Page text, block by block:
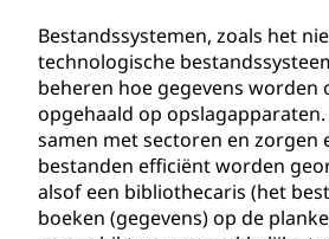
Bestandssystemen, zoals het
technologische
beheren hoe gegevens worden
opgehaald op opslagapparaten.
samen met sectoren en zorgen
bestanden efficiënt worden
alsof een bibliothecaris (het
boeken (gegevens) op de